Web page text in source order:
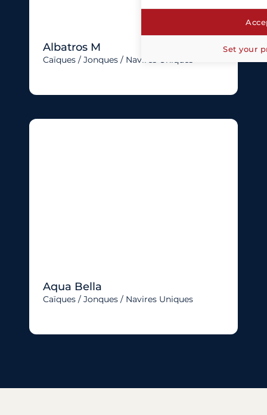
Albatros M
Caïques / Jonques / Navires Uniques
Aqua Bella
Caïques / Jonques / Navires Uniques
Set your